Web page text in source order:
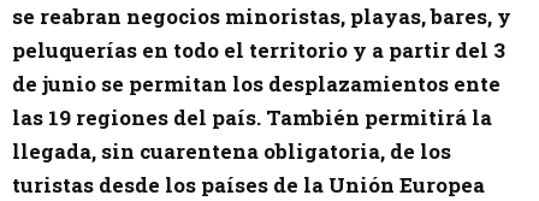
se reabran negocios minoristas, playas, bares, y
peluquerías en todo el territorio y a partir del 3
de junio se permitan los desplazamientos ente
las 19 regiones del país. También permitirá la
llegada, sin cuarentena obligatoria, de los
turistas desde los países de la Unión Europea